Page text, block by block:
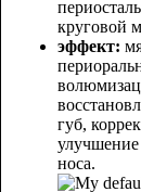
круговой
эффект:
губ,
носа.